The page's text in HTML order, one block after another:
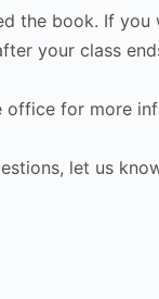
the book. If
your class
office for more
let us